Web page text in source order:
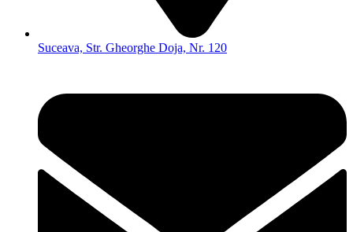
Suceava, Str. Gheorghe Doja, Nr. 120